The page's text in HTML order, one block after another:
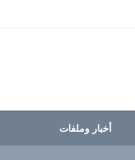
أخبار وملفات